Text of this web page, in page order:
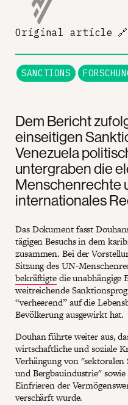
Dem Bericht
einseitigen
Venezuela
untergraben die
Menschenrechte
internationales
Das Dokument fasst
tägigen Besuchs in dem
zusammen. Bei der
Sitzung des UN-
bekräftigtedie unabhängige
weitreichende
“verheerend” auf die
Bevölkerung ausgewirkt hat.
Douhan führte weiter aus,
wirtschaftliche und soziale
Verhängung von
und Bergbauindustrie"
Einfrieren der
verschärft wurde.
Original article 🔗
SANCTIONS